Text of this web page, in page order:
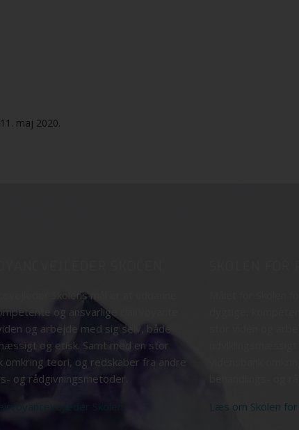
maj 2020.
Skolens mål er at uddanne
og ansvarlige clairvoyante
og arbejde med sig selv, både
og etisk. Samt med en stor
omkring teori, og redskaber fra andre
og rådgivningsmetoder.
Skolen
Læs om Skolen